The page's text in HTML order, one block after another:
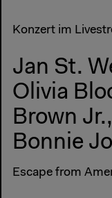
Konzert im
Jan St.
Olivia
Brown
Bonnie
Escape from